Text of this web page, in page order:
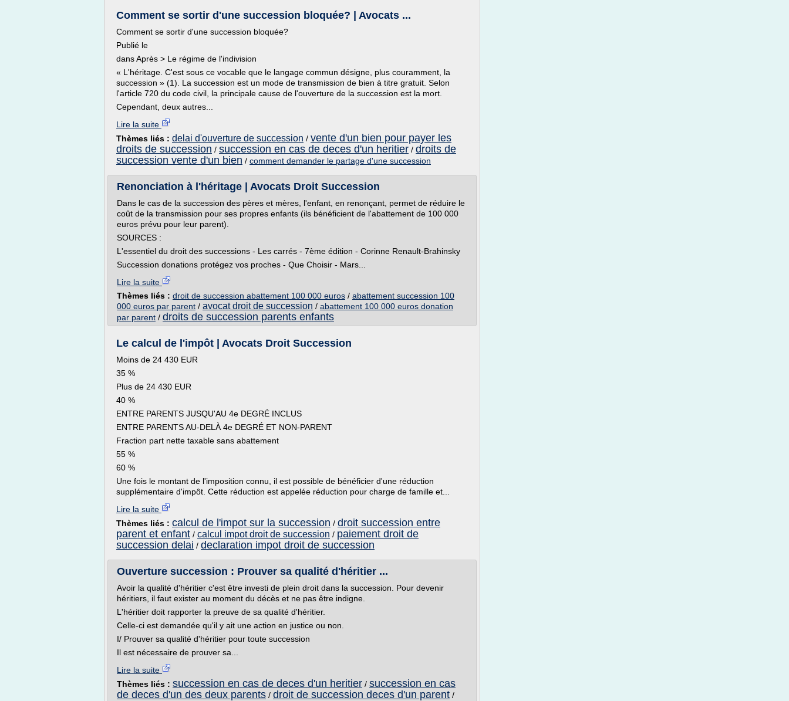
Comment se sortir d'une succession bloquée? | Avocats ...
Comment se sortir d'une succession bloquée?
Publié le
dans Après > Le régime de l'indivision
« L'héritage. C'est sous ce vocable que le langage commun désigne, plus couramment, la
succession » (1). La succession est un mode de transmission de bien à titre gratuit. Selon
l'article 720 du code civil, la principale cause de l'ouverture de la succession est la mort.
Cependant, deux autres...
Lire la suite
Thèmes liés : delai d'ouverture de succession / vente d'un bien pour payer les
droits de succession / succession en cas de deces d'un heritier / droits de
succession vente d'un bien / comment demander le partage d'une succession
Renonciation à l'héritage | Avocats Droit Succession
Dans le cas de la succession des pères et mères, l'enfant, en renonçant, permet de réduire le
coût de la transmission pour ses propres enfants (ils bénéficient de l'abattement de 100 000
euros prévu pour leur parent).
SOURCES :
L'essentiel du droit des successions - Les carrés - 7ème édition - Corinne Renault-Brahinsky
Succession donations protégez vos proches - Que Choisir - Mars...
Lire la suite
Thèmes liés : droit de succession abattement 100 000 euros / abattement succession 100
000 euros par parent / avocat droit de succession / abattement 100 000 euros donation
par parent / droits de succession parents enfants
Le calcul de l'impôt | Avocats Droit Succession
Moins de 24 430 EUR
35 %
Plus de 24 430 EUR
40 %
ENTRE PARENTS JUSQU'AU 4e DEGRÉ INCLUS
ENTRE PARENTS AU-DELÀ 4e DEGRÉ ET NON-PARENT
Fraction part nette taxable sans abattement
55 %
60 %
Une fois le montant de l'imposition connu, il est possible de bénéficier d'une réduction
supplémentaire d'impôt. Cette réduction est appelée réduction pour charge de famille et...
Lire la suite
Thèmes liés : calcul de l'impot sur la succession / droit succession entre
parent et enfant / calcul impot droit de succession / paiement droit de
succession delai / declaration impot droit de succession
Ouverture succession : Prouver sa qualité d'héritier ...
Avoir la qualité d'héritier c'est être investi de plein droit dans la succession. Pour devenir
héritiers, il faut exister au moment du décès et ne pas être indigne.
L'héritier doit rapporter la preuve de sa qualité d'héritier.
Celle-ci est demandée qu'il y ait une action en justice ou non.
I/ Prouver sa qualité d'héritier pour toute succession
Il est nécessaire de prouver sa...
Lire la suite
Thèmes liés : succession en cas de deces d'un heritier / succession en cas
de deces d'un des deux parents / droit de succession deces d'un parent /